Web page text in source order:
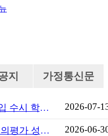
지 가정통신문
시 학교... 2026-07-
가 성적... 2026-06-